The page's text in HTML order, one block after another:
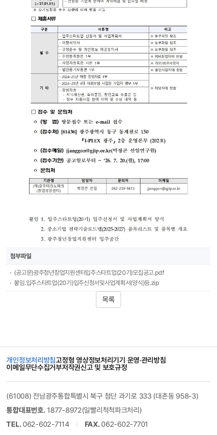
첨부파일
(공고문)광주청년창업지원센터입주스타트업(20기)모집공고.pdf
붙임.입주스타트업(20기)입주신청서및사업계획서(양식)등.zip
목록
개인정보처리방침고정형 영상정보처리기기 운영·관리방침
이메일무단수집거부저작권신고 및 보호규정
(61008) 전남광주통합특별시 북구 첨단 과기로 333 (대촌동 958-3)
통합대표번호.1877-8972(일빨리척척파크처리)
TEL.062-602-7114 FAX.062-602-7701